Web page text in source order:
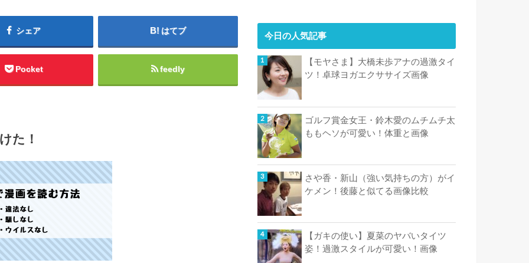
シェア はてブ
Pocket feedly
た！
今日の人気記事
【モヤさま】大橋未歩アナの過激タイ
ツ！卓球ヨガエクササイズ画像
ゴルフ賞金女王・鈴木愛のムチムチ太
ももヘソが可愛い！体重と画像
さや香・新山（強い気持ちの方）がイ
ケメン！後藤と似てる画像比較
【ガキの使い】夏菜のヤバいタイツ
姿！過激スタイルが可愛い！画像